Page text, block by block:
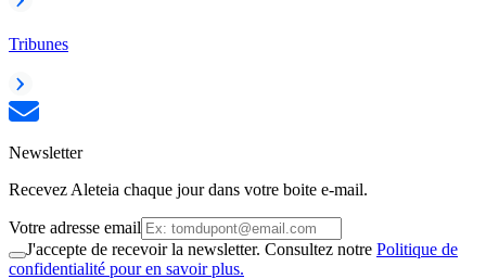
Tribunes
Newsletter
Recevez Aleteia chaque jour dans votre boite e-mail.
Votre adresse email
J'accepte de recevoir la newsletter. Consultez notre Politique de
confidentialité pour en savoir plus.